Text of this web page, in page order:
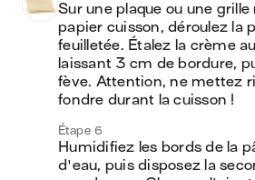
Sur une plaque ou une
papier cuisson, déroulez la
feuilletée. Étalez la crème
laissant 3 cm de bordure,
fève. Attention, ne mettez
fondre durant la cuisson !
Étape 6
Humidifiez les bords de la
d'eau, puis disposez la